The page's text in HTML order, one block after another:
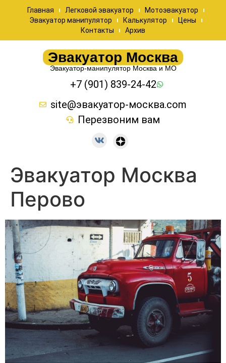
Главная Легковой эвакуатор
Мотоэвакуатор
Эвакуатор манипулятор
Калькулятор
Цены
Контакты
Архив
Эвакуатор Москва
Эвакуатор-манипулятор Москва и МО
+7 (901) 839-24-42
site@эвакуатор-москва.com
Перезвоним вам
Эвакуатор Москва
Перово